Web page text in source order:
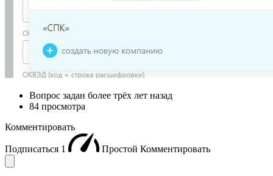
Вопрос задан более трёх лет назад
84 просмотра
Комментировать
Подписаться 1 Простой Комментировать